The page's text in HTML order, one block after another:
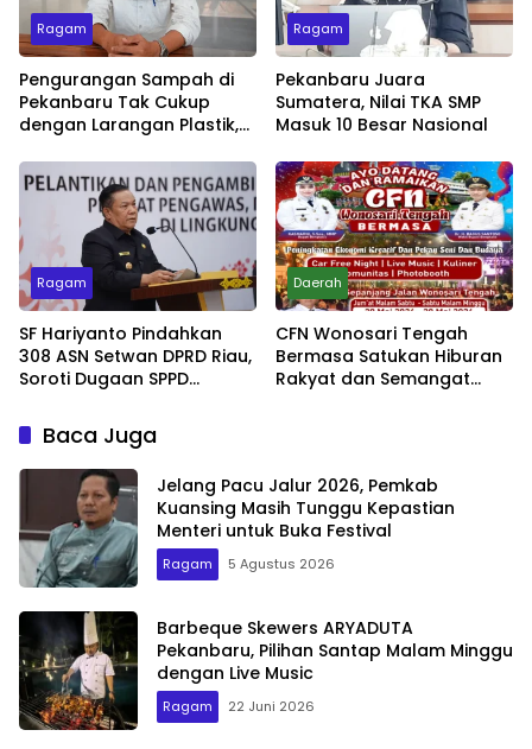
Ragam
Pengurangan Sampah di
Pekanbaru Tak Cukup
dengan Larangan Plastik,
Jadi Penentu
Ragam
Pekanbaru Juara
Sumatera, Nilai TKA SMP
Masuk 10 Besar Nasional
Ragam
SF Hariyanto Pindahkan
308 ASN Setwan DPRD Riau,
Soroti Dugaan SPPD
Daerah
CFN Wonosari Tengah
Bermasa Satukan Hiburan
Rakyat dan Semangat
Baca Juga
Jelang Pacu Jalur 2026, Pemkab
Kuansing Masih Tunggu Kepastian
Menteri untuk Buka Festival
Ragam 5 Agustus 2026
Barbeque Skewers ARYADUTA
Pekanbaru, Pilihan Santap Malam Minggu
dengan Live Music
Ragam 22 Juni 2026